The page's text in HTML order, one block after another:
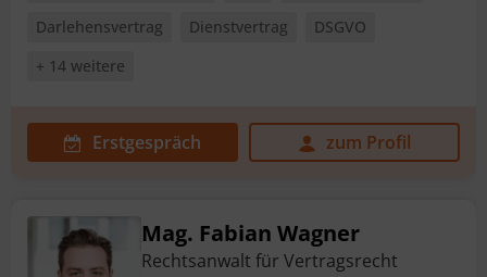
Darlehensvertrag
Dienstvertrag
DSGVO
+ 14 weitere
Erstgespräch zum Profil
Mag. Fabian Wagner
Rechtsanwalt für Vertragsrecht